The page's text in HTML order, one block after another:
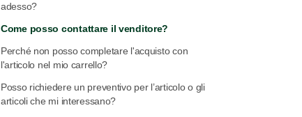
adesso?
Come posso contattare il venditore?
Perché non posso completare l'acquisto con
l'articolo nel mio carrello?
Posso richiedere un preventivo per l’articolo o gli
articoli che mi interessano?